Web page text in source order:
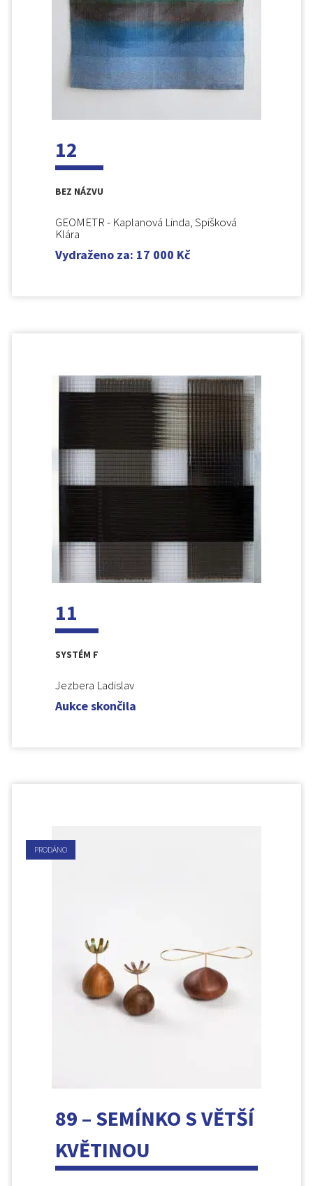
12
BEZ NÁZVU
GEOMETR - Kaplanová Linda, Spišková
Klára
Vydraženo za: 17 000 Kč
11
SYSTÉM F
Jezbera Ladislav
Aukce skončila
PRODÁNO
89 – SEMÍNKO S VĚTŠÍ
KVĚTINOU